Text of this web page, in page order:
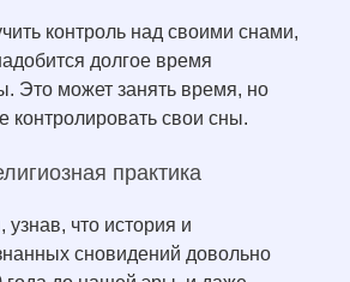
контроль над своими снами,
долгое время
Это может занять время, но
свои сны.
практика
что история и
сновидений довольно